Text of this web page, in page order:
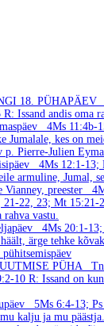
18. PÜHAPÄEV
R: Issand andis oma
4Ms 11:4b-
Jumalale, kes on
Pierre-Julien
4Ms 12:1-13;
armuline, Jumal,
Vianney, preester
21-22, 23; Mt 15:21-
rahva vastu.
4Ms 20:1-
ärge tehke
PÜHA
10 R: Issand on
5Ms 6:4-13;
kalju ja mu päästja.